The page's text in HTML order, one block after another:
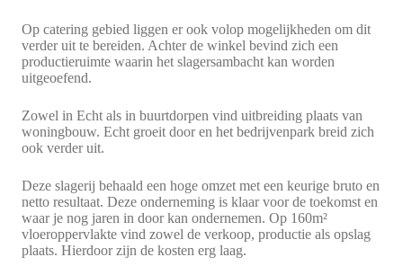
Op catering gebied liggen er ook volop mogelijkheden om dit
verder uit te bereiden. Achter de winkel bevind zich een
productieruimte waarin het slagersambacht kan worden
uitgeoefend.
Zowel in Echt als in buurtdorpen vind uitbreiding plaats van
woningbouw. Echt groeit door en het bedrijvenpark breid zich
ook verder uit.
Deze slagerij behaald een hoge omzet met een keurige bruto en
netto resultaat. Deze onderneming is klaar voor de toekomst en
waar je nog jaren in door kan ondernemen. Op 160m²
vloeroppervlakte vind zowel de verkoop, productie als opslag
plaats. Hierdoor zijn de kosten erg laag.